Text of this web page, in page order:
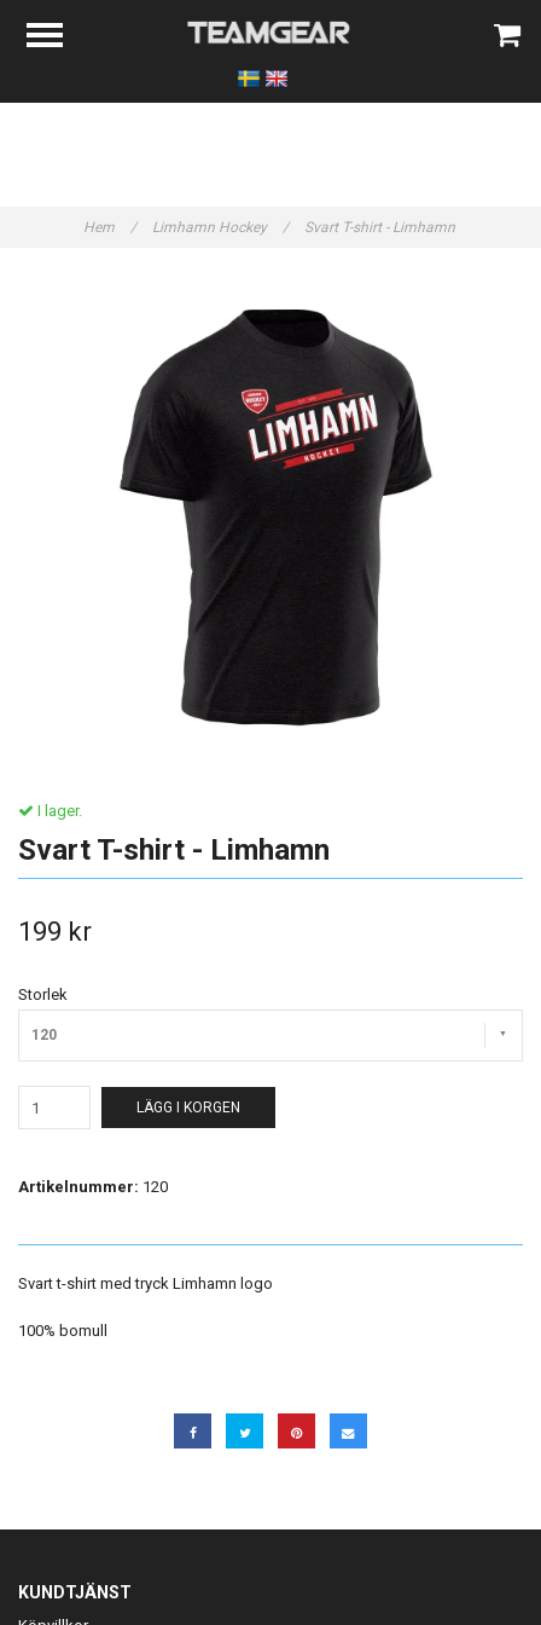
Hem / Limhamn Hockey / Svart T-shirt - Limhamn
I lager.
Svart T-shirt - Limhamn
199 kr
Storlek
120
LÄGG I KORGEN
Artikelnummer: 120
Svart t-shirt med tryck Limhamn logo
100% bomull
KUNDTJÄNST